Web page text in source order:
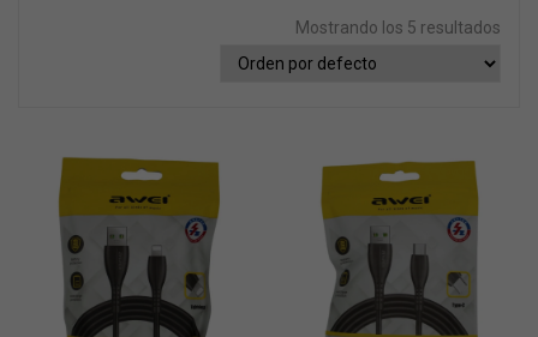
Barcas Hinchables
Flotadores
Balones de Playa
Hinchable
Varios
¿Eres mayorista?
Mi cuenta
Mostrando los 5 resultados